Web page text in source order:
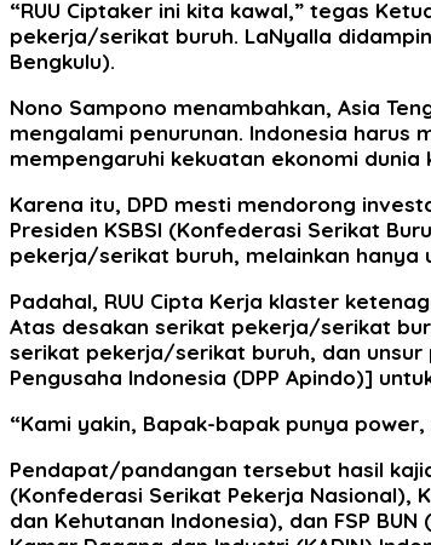
“RUU Ciptaker ini kita kawal,” tegas
pekerja/serikat buruh. LaNyalla
Bengkulu).
Nono Sampono menambahkan, Asia
mengalami penurunan. Indonesia
mempengaruhi kekuatan ekonomi
Karena itu, DPD mesti mendorong
Presiden KSBSI (Konfederasi Serikat
pekerja/serikat buruh, melainkan hanya
Padahal, RUU Cipta Kerja klaster
Atas desakan serikat pekerja/serikat
serikat pekerja/serikat buruh, dan unsur
Pengusaha Indonesia (DPP Apindo)]
“Kami yakin, Bapak-bapak punya
Pendapat/pandangan tersebut hasil
(Konfederasi Serikat Pekerja Nasional),
dan Kehutanan Indonesia), dan FSP